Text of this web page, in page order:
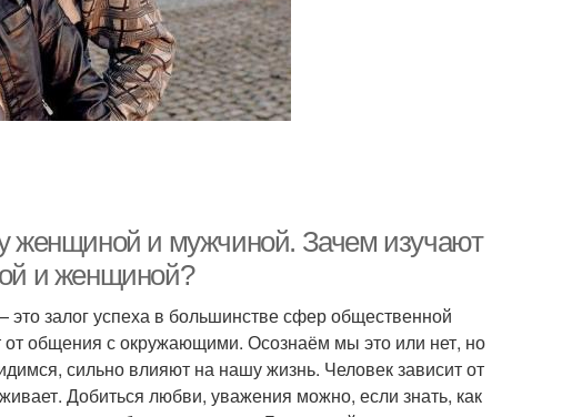
женщиной и мужчиной. Зачем изучают
и женщиной?
залог успеха в большинстве сфер общественной
общения с окружающими. Осознаём мы это или нет, но
сильно влияют на нашу жизнь. Человек зависит от
Добиться любви, уважения можно, если знать, как